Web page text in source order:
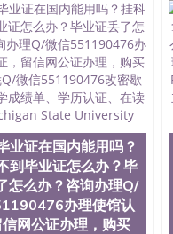
Jose State University）圣
）圣何塞州立大
塞州立大学学位证（San
塞州立大学结业证（San
塞州立大学结业证（San
塞州立大学学位证（San
圣何塞州立大学学历证书（
）澳洲读书未毕业找人做
澳洲读本科硕士做文凭/购
书未毕业找人做文凭学位
科硕士做文凭/购买澳洲
么办？毕业证丢了怎么办
微信551190476改西澳大
业证在国内能用吗？
到毕业证怎么办？毕
怎么办？咨询办理Q/
办理使馆认
网公证办理，购买